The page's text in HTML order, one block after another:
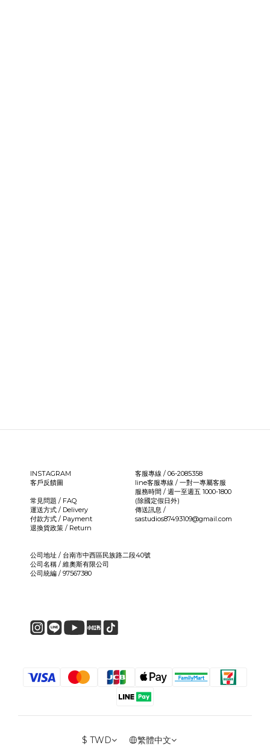
INSTAGRAM
客戶反饋圖
常見問題 / FAQ
運送方式 / Delivery
付款方式 / Payment
退換貨政策 / Return
客服專線 / 06-2085358
line客服專線 / 一對一專屬客服
服務時間 / 週一至週五 1000-1800
(除國定假日外)
傳送訊息 /
sastudios87493109@gmail.com
公司地址 / 台南市中西區民族路二段40號
公司名稱 / 維奧斯有限公司
公司統編 / 97567380
$ TWD 繁體中文